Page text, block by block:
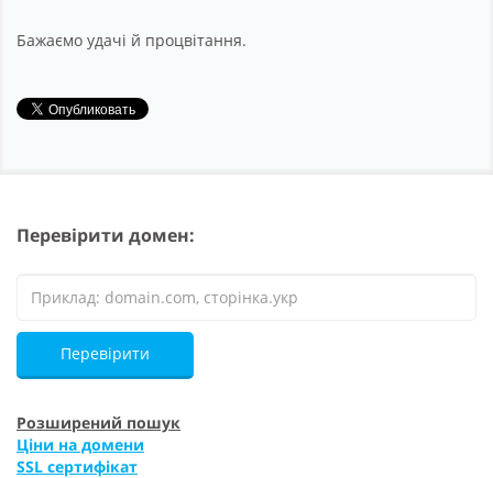
Бажаємо удачі й процвітання.
Перевірити домен:
Перевірити
Розширений пошук
Ціни на домени
SSL сертифікат